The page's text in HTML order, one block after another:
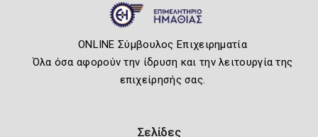
ONLINE Σύμβουλος Επιχειρηματία
Όλα όσα αφορούν την ίδρυση και την λειτουργία της
επιχείρησής σας.
Σελίδες